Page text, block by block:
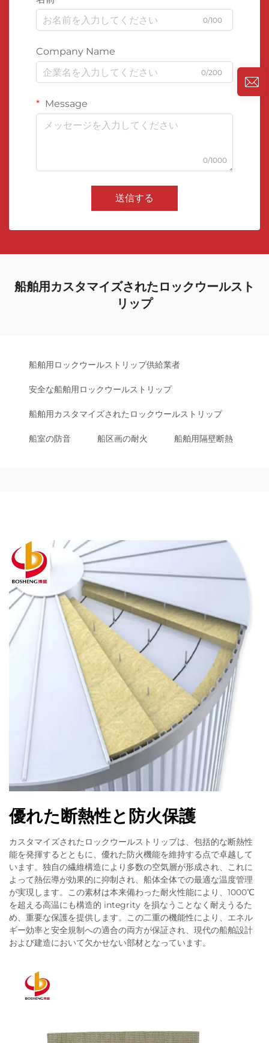
0/100
Company Name
0/200
Message
0/1000
送信する
船舶用カスタマイズされたロックウールスト
リップ
船舶用ロックウールストリップ供給業者
安全な船舶用ロックウールストリップ
船舶用カスタマイズされたロックウールストリップ
船室の防音 船区画の耐火 船舶用隔壁断熱
優れた断熱性と防火保護
カスタマイズされたロックウールストリップは、包括的な断熱性
能を発揮するとともに、優れた防火機能を維持する点で卓越して
います。独自の繊維構造により多数の空気層が形成され、これに
よって熱伝導が効果的に抑制され、船体全体での最適な温度管理
が実現します。この素材は本来備わった耐火性能により、1000℃
を超える高温にも構造的 integrity を損なうことなく耐えうるた
め、重要な保護を提供します。この二重の機能性により、エネル
ギー効率と安全規制への適合の両方が保証され、現代の船舶設計
および建造において欠かせない部材となっています。